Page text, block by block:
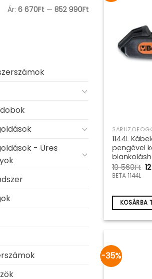
Ár: 6 670Ft — 852 990Ft
- Üres
1144L
pengével
19 560Ft
BETA 1144L
KOSÁRBA
-35%